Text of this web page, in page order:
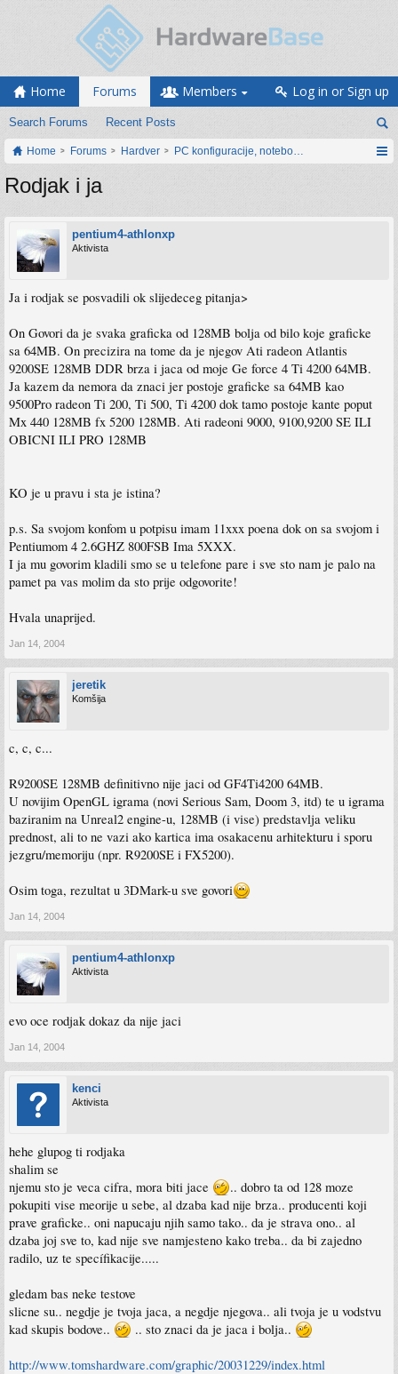
Home Forums
Search Forums Recent Posts
Members Log in or Sign up
Home Forums Hardver PC konfiguracije, notebook računari, servis
Rodjak i ja
pentium4-athlonxp
Aktivista
Ja i rodjak se posvadili ok slijedeceg pitanja>
On Govori da je svaka graficka od 128MB bolja od bilo koje graficke
sa 64MB. On precizira na tome da je njegov Ati radeon Atlantis
9200SE 128MB DDR brza i jaca od moje Ge force 4 Ti 4200 64MB.
Ja kazem da nemora da znaci jer postoje graficke sa 64MB kao
9500Pro radeon Ti 200, Ti 500, Ti 4200 dok tamo postoje kante poput
Mx 440 128MB fx 5200 128MB. Ati radeoni 9000, 9100,9200 SE ILI
OBICNI ILI PRO 128MB
KO je u pravu i sta je istina?
p.s. Sa svojom konfom u potpisu imam 11xxx poena dok on sa svojom i
Pentiumom 4 2.6GHZ 800FSB Ima 5XXX.
I ja mu govorim kladili smo se u telefone pare i sve sto nam je palo na
pamet pa vas molim da sto prije odgovorite!
Hvala unaprijed.
Jan 14, 2004
jeretik
Komšija
c, c, c...
R9200SE 128MB definitivno nije jaci od GF4Ti4200 64MB.
U novijim OpenGL igrama (novi Serious Sam, Doom 3, itd) te u igrama
baziranim na Unreal2 engine-u, 128MB (i vise) predstavlja veliku
prednost, ali to ne vazi ako kartica ima osakacenu arhitekturu i sporu
jezgru/memoriju (npr. R9200SE i FX5200).
Osim toga, rezultat u 3DMark-u sve govori
Jan 14, 2004
pentium4-athlonxp
Aktivista
evo oce rodjak dokaz da nije jaci
Jan 14, 2004
kenci
Aktivista
hehe glupog ti rodjaka
shalim se
njemu sto je veca cifra, mora biti jace
.. dobro ta od 128 moze
pokupiti vise meorije u sebe, al dzaba kad nije brza.. producenti koji
prave graficke.. oni napucaju njih samo tako.. da je strava ono.. al
dzaba joj sve to, kad nije sve namjesteno kako treba.. da bi zajedno
radilo, uz te specífikacije.....
gledam bas neke testove
slicne su.. negdje je tvoja jaca, a negdje njegova.. ali tvoja je u vodstvu
kad skupis bodove..
.. sto znaci da je jaca i bolja..
http://www.tomshardware.com/graphic/20031229/index.html